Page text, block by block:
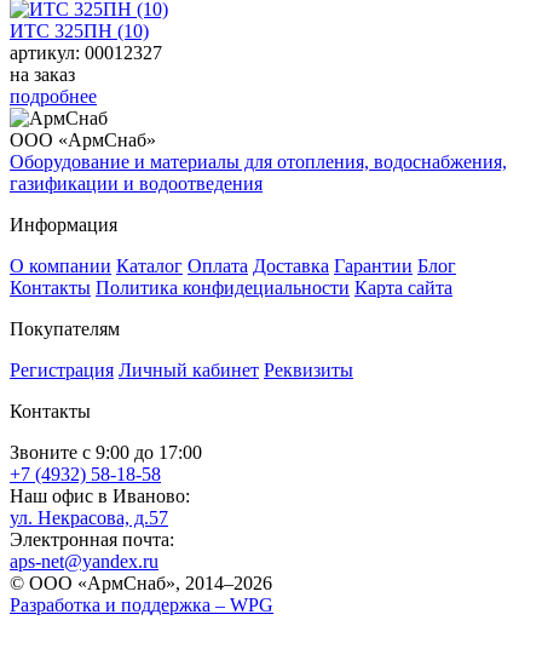
ИТС 325ПН (10)
артикул: 00012327
на заказ
подробнее
ООО «АрмСнаб»
Оборудование и материалы для отопления, водоснабжения,
газификации и водоотведения
Информация
О компании Каталог Оплата Доставка Гарантии Блог
Контакты Политика конфидециальности Карта сайта
Покупателям
Регистрация Личный кабинет Реквизиты
Контакты
Звоните с 9:00 до 17:00
+7 (4932) 58-18-58
Наш офис в Иваново:
ул. Некрасова, д.57
Электронная почта:
aps-net@yandex.ru
© ООО «АрмСнаб», 2014–2026
Разработка и поддержка – WPG